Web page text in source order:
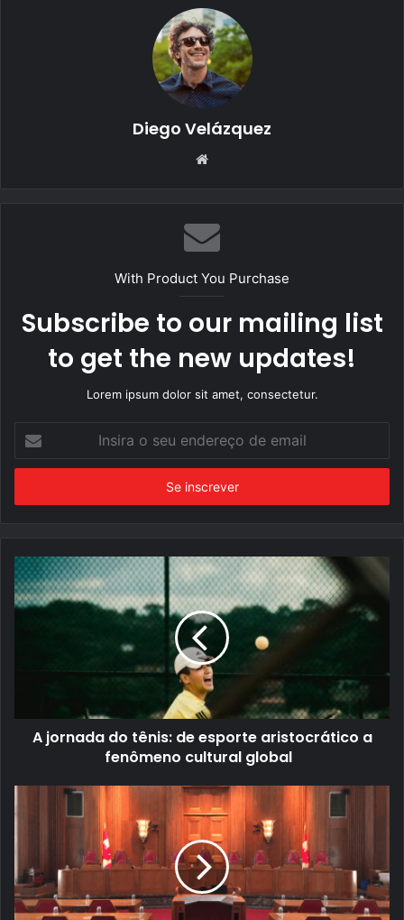
Diego Velázquez
Website
With Product You Purchase
Subscribe to our mailing list
to get the new updates!
Lorem ipsum dolor sit amet, consectetur.
seu
de
A jornada do tênis: de esporte aristocrático a
fenômeno cultural global